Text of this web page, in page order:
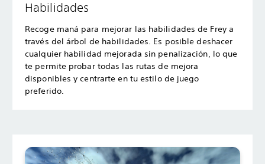
Habilidades
Recoge maná para mejorar las habilidades de Frey a
través del árbol de habilidades. Es posible deshacer
cualquier habilidad mejorada sin penalización, lo que
te permite probar todas las rutas de mejora
disponibles y centrarte en tu estilo de juego
preferido.